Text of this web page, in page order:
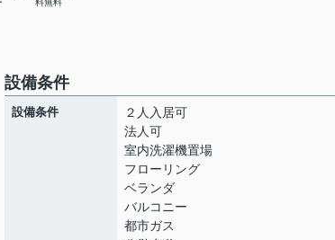
料無料
設備条件
設備条件
２人入居可
法人可
室内洗濯機置場
フローリング
ベランダ
バルコニー
都市ガス